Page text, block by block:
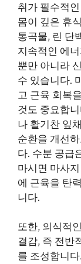
취가 필수적
몸이 깊은 휴
통곡물, 린 단
지속적인 에
뿐만 아니라
수 있습니다.
고 근육 회복
것도 중요합
나 활기찬 잎
순환을 개선
다. 수분 공급
마시면 마사
에 근육을 탄
니다.
또한, 의식적
결감, 즉 전반
를 조성합니